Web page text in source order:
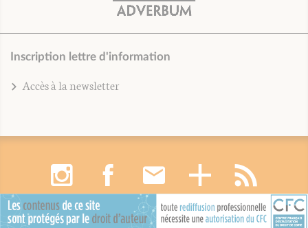
Inscription lettre d'information
Accès à la newsletter